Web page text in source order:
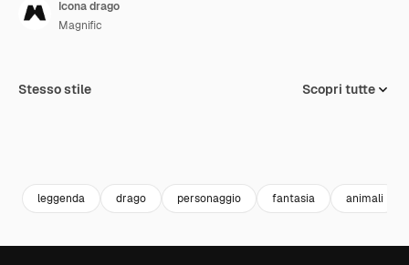
Icona drago
Magnific
Stesso stile Scopri tutte
leggenda drago personaggio fantasia animali